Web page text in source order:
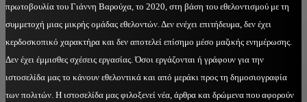
πρωτοβουλία του Γιάννη Βαρούχα, το 2020, στη βάση του εθελοντισμού με τη
συμμετοχή μιας μικρής ομάδας εθελοντών. Δεν ενέχει επιτήδευμα, δεν έχει
κερδοσκοπικό χαρακτήρα και δεν αποτελεί επίσημο μέσο μαζικής ενημέρωσης.
Δεν έχει έμμισθες σχέσεις εργασίας. Όσοι εργάζονται ή γράφουν για την
ιστοσελίδα μας το κάνουν εθελοντικά και από μεράκι προς τη δημοσιογραφία
των πολιτών. Η ιστοσελίδα μας φιλοξενεί νέα, άρθρα και δρώμενα που αφορούν